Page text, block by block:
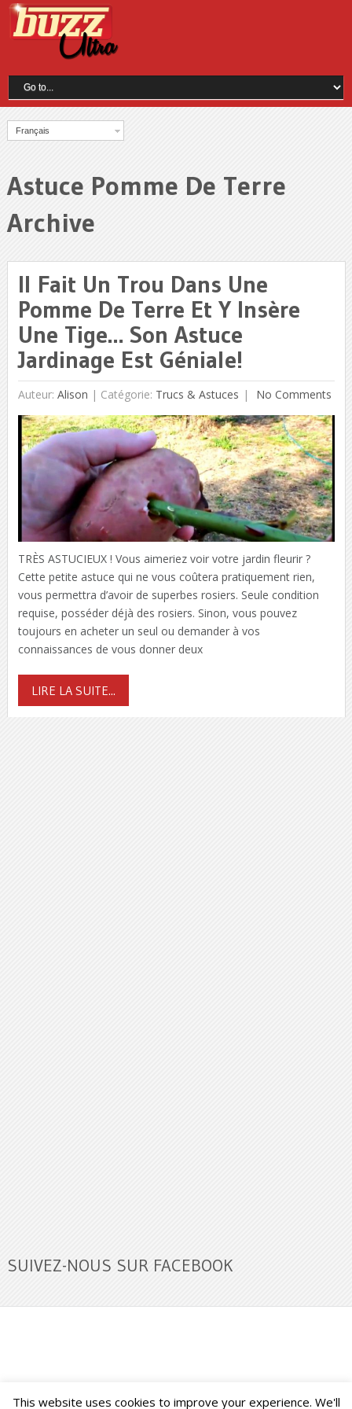
Français
Astuce Pomme De Terre
Archive
Il Fait Un Trou Dans Une
Pomme De Terre Et Y Insère
Une Tige… Son Astuce
Jardinage Est Géniale!
Auteur: Alison | Catégorie: Trucs & Astuces No Comments
TRÈS ASTUCIEUX ! Vous aimeriez voir votre jardin fleurir ?
Cette petite astuce qui ne vous coûtera pratiquement rien,
vous permettra d’avoir de superbes rosiers. Seule condition
requise, posséder déjà des rosiers. Sinon, vous pouvez
toujours en acheter un seul ou demander à vos
connaissances de vous donner deux
LIRE LA SUITE...
SUIVEZ-NOUS SUR FACEBOOK
This website uses cookies to improve your experience. We'll